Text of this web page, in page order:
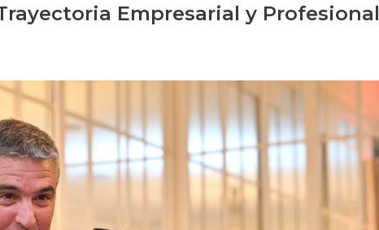
Empresarial y Profesional